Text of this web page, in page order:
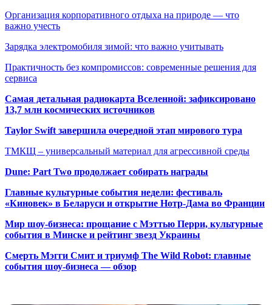
Организация корпоративного отдыха на природе — что
важно учесть
Зарядка электромобиля зимой: что важно учитывать
Практичность без компромиссов: современные решения для
сервиса
Самая детальная радиокарта Вселенной: зафиксировано
13,7 млн космических источников
Taylor Swift завершила очередной этап мирового тура
ТМКЩ – универсальный материал для агрессивной среды
Dune: Part Two продолжает собирать награды
Главные культурные события недели: фестиваль
«Киновек» в Беларуси и открытие Нотр-Дама во Франции
Мир шоу-бизнеса: прощание с Мэттью Перри, культурные
события в Минске и рейтинг звезд Украины
Смерть Мэгги Смит и триумф The Wild Robot: главные
события шоу-бизнеса — обзор